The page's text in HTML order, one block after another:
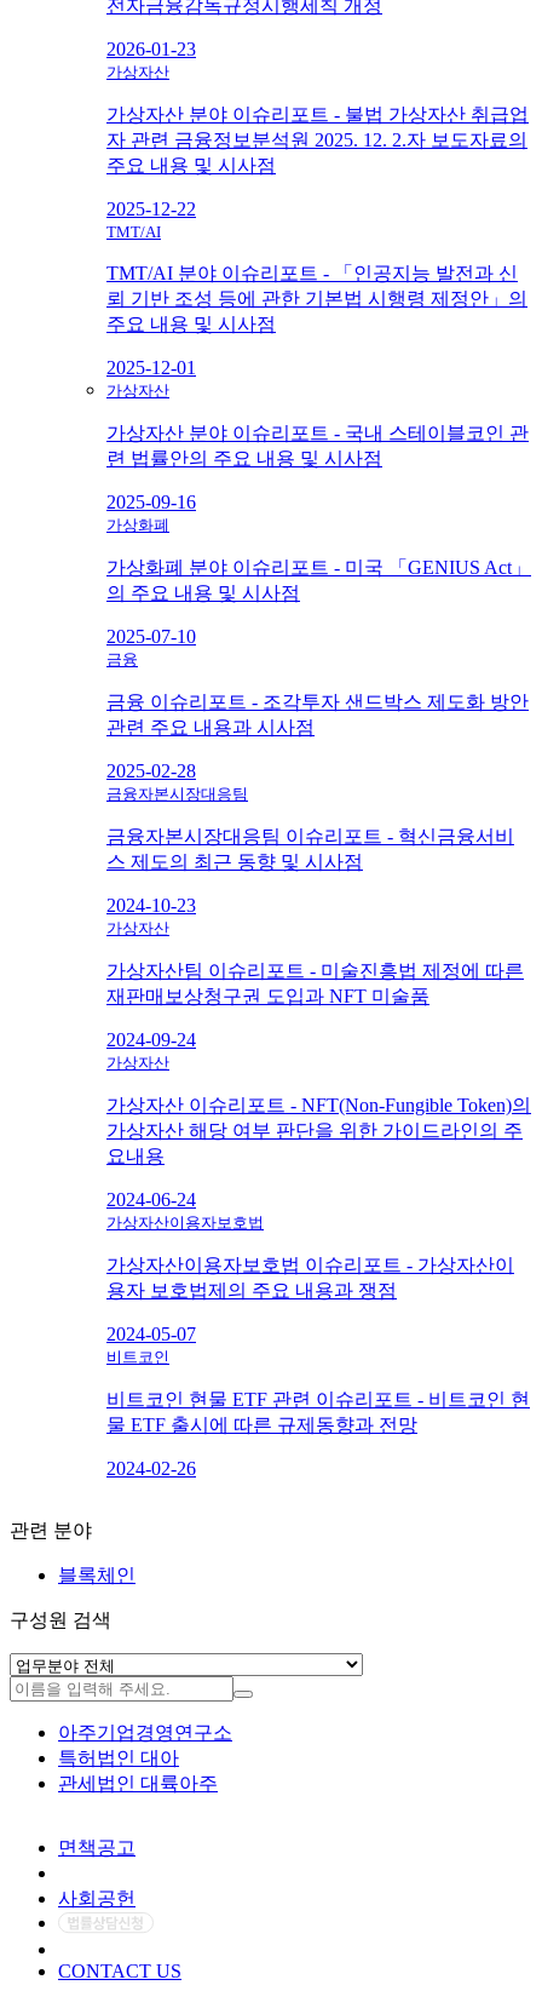
전자금융감독규정시행세칙 개정
2026-01-23
가상자산
가상자산 분야 이슈리포트 - 불법 가상자산 취급업
자 관련 금융정보분석원 2025. 12. 2.자 보도자료의
주요 내용 및 시사점
2025-12-22
TMT/AI
TMT/AI 분야 이슈리포트 - 「인공지능 발전과 신
뢰 기반 조성 등에 관한 기본법 시행령 제정안」의
주요 내용 및 시사점
2025-12-01
가상자산
가상자산 분야 이슈리포트 - 국내 스테이블코인 관
련 법률안의 주요 내용 및 시사점
2025-09-16
가상화폐
가상화폐 분야 이슈리포트 - 미국 「GENIUS Act」
의 주요 내용 및 시사점
2025-07-10
금융
금융 이슈리포트 - 조각투자 샌드박스 제도화 방안
관련 주요 내용과 시사점
2025-02-28
금융자본시장대응팀
금융자본시장대응팀 이슈리포트 - 혁신금융서비
스 제도의 최근 동향 및 시사점
2024-10-23
가상자산
가상자산팀 이슈리포트 - 미술진흥법 제정에 따른
재판매보상청구권 도입과 NFT 미술품
2024-09-24
가상자산
가상자산 이슈리포트 - NFT(Non-Fungible Token)의
가상자산 해당 여부 판단을 위한 가이드라인의 주
요내용
2024-06-24
가상자산이용자보호법
가상자산이용자보호법 이슈리포트 - 가상자산이
용자 보호법제의 주요 내용과 쟁점
2024-05-07
비트코인
비트코인 현물 ETF 관련 이슈리포트 - 비트코인 현
물 ETF 출시에 따른 규제동향과 전망
2024-02-26
관련 분야
블록체인
구성원 검색
아주기업경영연구소
특허법인 대아
관세법인 대륙아주
면책공고
사회공헌
CONTACT US